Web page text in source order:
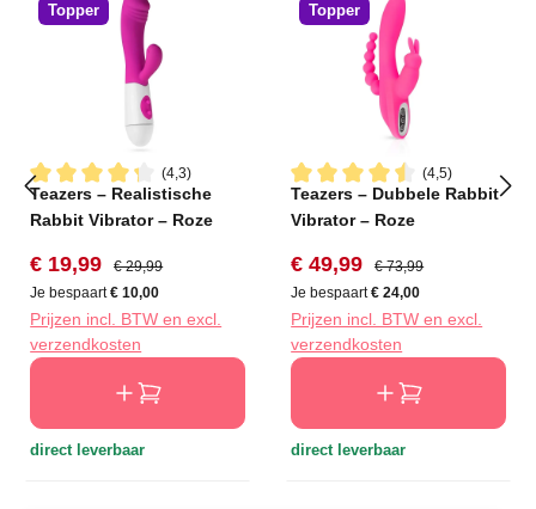
Topper
(4,3)
Gemiddelde waardering van 4.2 van 5 sterren
Teazers – Realistische
Rabbit Vibrator – Roze
Verkoopprijs:
€ 19,99 Normale prijs:
€ 29,99
Je bespaart€ 10,00
Prijzen incl. BTW en excl.
verzendkosten
direct leverbaar
Topper
(4,5)
Gemiddelde waardering
Teazers – Dubbele Rabbit
Vibrator – Roze
Verkoopprijs:
€ 49,99 Normale prijs:
€ 73,99
Je bespaart€ 24,00
Prijzen incl. BTW en excl.
verzendkosten
direct leverbaar